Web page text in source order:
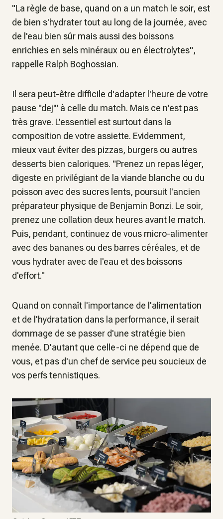
"La règle de base, quand on a un match le soir, est
de bien s'hydrater tout au long de la journée, avec
de l'eau bien sûr mais aussi des boissons
enrichies en sels minéraux ou en électrolytes",
rappelle Ralph Boghossian.
Il sera peut-être difficile d'adapter l'heure de votre
pause "dej'" à celle du match. Mais ce n'est pas
très grave. L'essentiel est surtout dans la
composition de votre assiette. Evidemment,
mieux vaut éviter des pizzas, burgers ou autres
desserts bien caloriques. "Prenez un repas léger,
digeste en privilégiant de la viande blanche ou du
poisson avec des sucres lents, poursuit l'ancien
préparateur physique de Benjamin Bonzi. Le soir,
prenez une collation deux heures avant le match.
Puis, pendant, continuez de vous micro-alimenter
avec des bananes ou des barres céréales, et de
vous hydrater avec de l'eau et des boissons
d'effort."
Quand on connaît l'importance de l'alimentation
et de l'hydratation dans la performance, il serait
dommage de se passer d'une stratégie bien
menée. D'autant que celle-ci ne dépend que de
vous, et pas d'un chef de service peu soucieux de
vos perfs tennistiques.